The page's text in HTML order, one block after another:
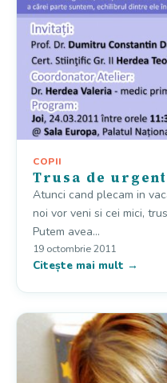
COPII
Trusa de
Atunci cand plecam in
noi vor veni si cei mici,
Putem avea…
19 octombrie 2011
Citește mai mult →